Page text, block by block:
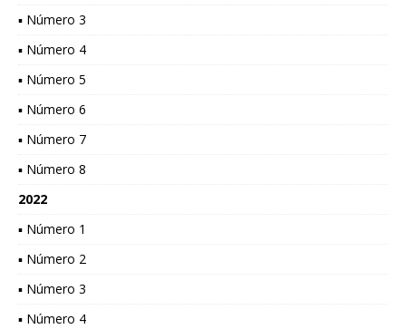
▪ Número 3
▪ Número 4
▪ Número 5
▪ Número 6
▪ Número 7
▪ Número 8
2022
▪ Número 1
▪ Número 2
▪ Número 3
▪ Número 4